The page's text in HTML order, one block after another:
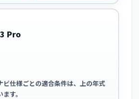
Pro
ビ仕様ごとの適合条件は、上の年式
す。